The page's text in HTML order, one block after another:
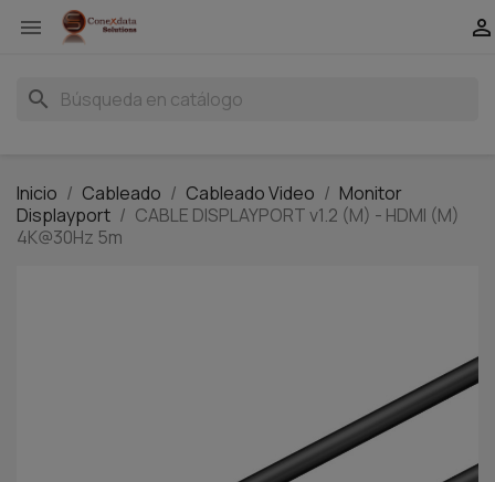
 
search
Inicio Cableado Cableado Video
Monitor
Displayport
CABLE DISPLAYPORT v1.2 (M) - HDMI (M)
4K@30Hz 5m